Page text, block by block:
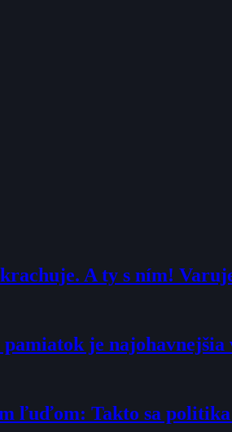
A ty s ním!
je najohavnejšia
ľuďom: Takto sa